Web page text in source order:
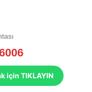
için TIKLAYIN